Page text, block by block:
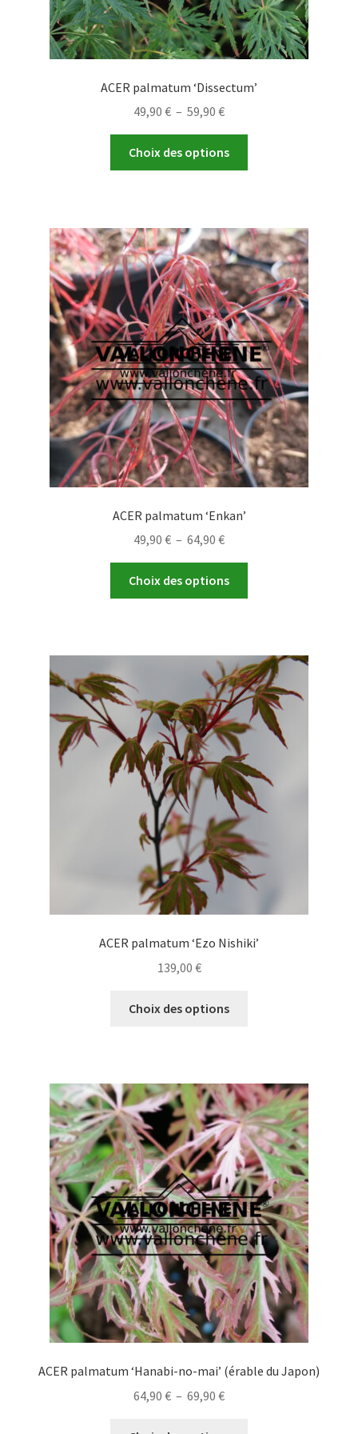
ACER palmatum ‘Dissectum’
49,90 € – 59,90 €Plage
de
prix :
49,90 €
Choix des options
Les
options
peuvent
être
choisies
sur
la
page
du
produit
ACER palmatum ‘Enkan’
49,90 € – 64,90 €Plage
de
prix :
49,90 €
Choix des options
variations.
Les
options
peuvent
être
choisies
sur
la
page
produit
ACER palmatum ‘Ezo Nishiki’
139,00 €
Choix des options
Les
options
peuvent
être
choisies
sur
la
page
du
produit
ACER palmatum ‘Hanabi-no-mai’ (érable du Japon)
64,90 € – 69,90 €Plage